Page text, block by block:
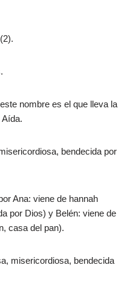
nombre es el que lleva la
Aída.
bendecida por
Ana: viene de hannah
por Dios) y Belén: viene de
casa del pan).
misericordiosa, bendecida